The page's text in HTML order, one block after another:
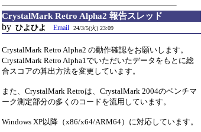
CrystalMark Retro Alpha2 報告スレッド
by ひよひよ Email 24/3/5(火) 23:09
CrystalMark Retro Alpha2 の動作確認をお願いします。
CrystalMark Retro Alpha1でいただいたデータをもとに総
合スコアの算出方法を変更しています。
また、CrystalMark Retroは、CrystalMark 2004のベンチマ
ーク測定部分の多くのコードを流用しています。
Windows XP以降（x86/x64/ARM64）に対応しています。